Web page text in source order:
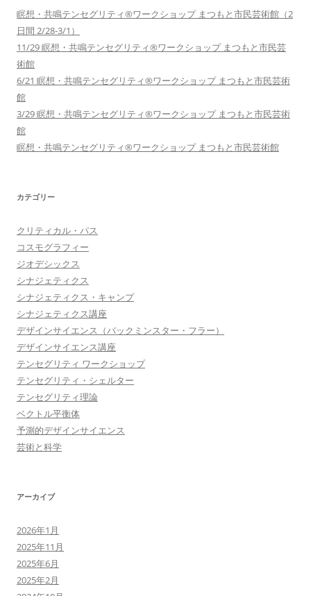
瞑想・共鳴テンセグリティ®︎ワークショップ まつもと市民芸術館（2
日間 2/28-3/1）
11/29 瞑想・共鳴テンセグリティ®︎ワークショップ まつもと市民芸
術館
6/21 瞑想・共鳴テンセグリティ®︎ワークショップ まつもと市民芸術
館
3/29 瞑想・共鳴テンセグリティ®︎ワークショップ まつもと市民芸術
館
瞑想・共鳴テンセグリティ®︎ワークショップ まつもと市民芸術館
カテゴリー
クリティカル・パス
コスモグラフィー
ジオデシックス
シナジェティクス
シナジェティクス・キャンプ
シナジェティクス講座
デザインサイエンス（バックミンスター・フラー）
デザインサイエンス講座
テンセグリティ ワークショップ
テンセグリティ・シェルター
テンセグリティ理論
ベクトル平衡体
予測的デザインサイエンス
芸術と科学
アーカイブ
2026年1月
2025年11月
2025年6月
2025年2月